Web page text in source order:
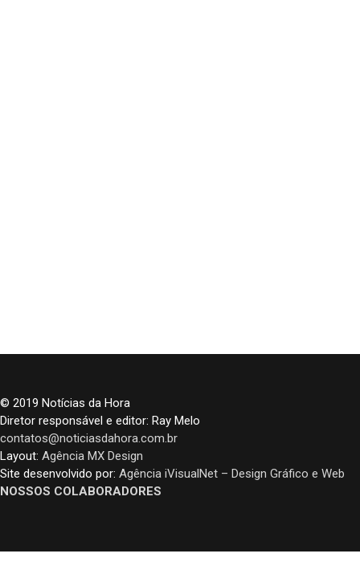
© 2019 Notícias da Hora
Diretor responsável e editor: Ray Melo
contatos@noticiasdahora.com.br
Layout: Agência MX Design
Site desenvolvido por: Agência iVisualNet – Design Gráfico e Web
NOSSOS COLABORADORES